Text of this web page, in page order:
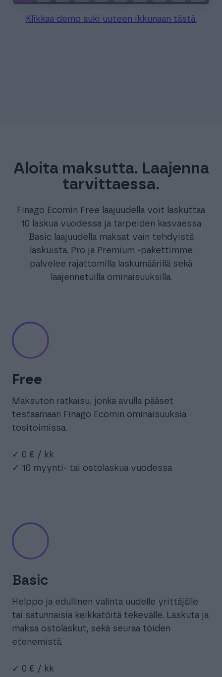
Klikkaa demo auki uuteen ikkunaan tästä.
Aloita maksutta. Laajenna
tarvittaessa.
Finago Ecomin Free laajuudella voit laskuttaa
10 laskua vuodessa ja tarpeiden kasvaessa
Basic laajuudella maksat vain tehdyistä
laskuista. Pro ja Premium -pakettimme
palvelee rajattomilla laskumäärillä sekä
laajennetuilla ominaisuuksilla.
Free
Maksuton ratkaisu, jonka avulla pääset
testaamaan Finago Ecomin ominaisuuksia
tositoimissa.
✓ 0 € / kk
✓ 10 myynti- tai ostolaskua vuodessa
Basic
Helppo ja edullinen valinta uudelle yrittäjälle
tai satunnaisia keikkatöitä tekevälle. Laskuta ja
maksa ostolaskut, sekä seuraa töiden
etenemistä.
✓ 0 € / kk